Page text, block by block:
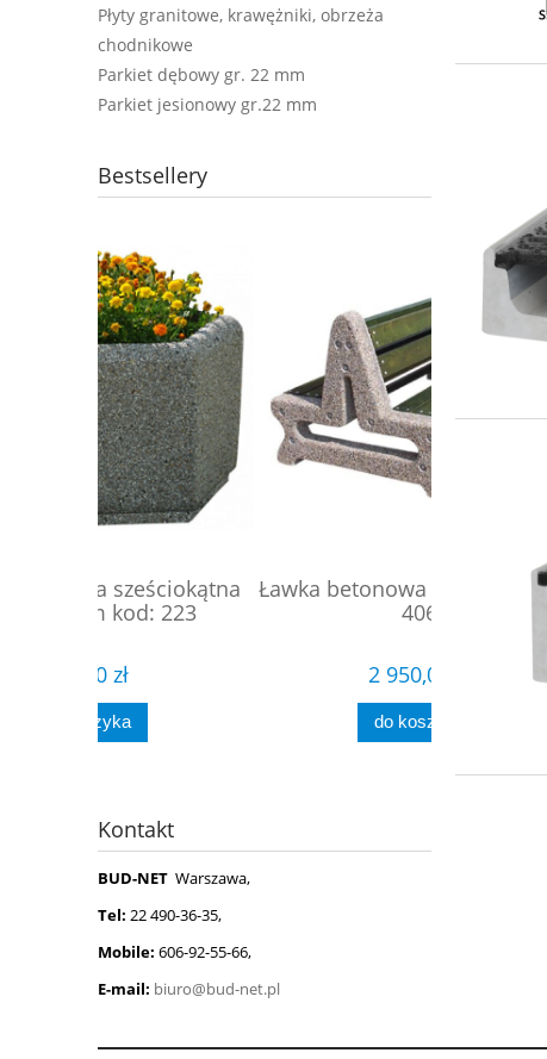
Płyty granitowe, krawężniki, obrzeża
chodnikowe
Parkiet dębowy gr. 22 mm
Parkiet jesionowy gr.22 mm
Bestsellery
Ławka betonowa podwójna kod:
Ławka
Kontakt
BUD-NET Warszawa,
Tel: 22 490-36-35,
Mobile: 606-92-55-66,
E-mail: biuro@bud-net.pl